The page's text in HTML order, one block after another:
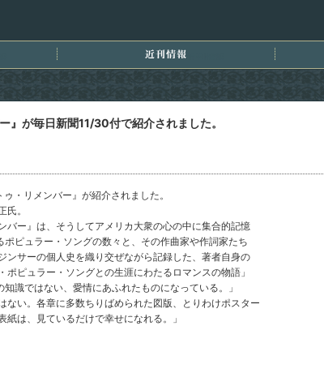
』が毎日新聞11/30付で紹介されました。
・リメンバー』が紹介されました。
。
ー』は、そうしてアメリカ大衆の心の中に集合的記憶
ピュラー・ソングの数々と、その作曲家や作詞家たち
サーの個人史を織り交ぜながら記録した、著者自身の
ピュラー・ソングとの生涯にわたるロマンスの物語」
識ではない、愛情にあふれたものになっている。」
い。各章に多数ちりばめられた図版、とりわけポスター
は、見ているだけで幸せになれる。」